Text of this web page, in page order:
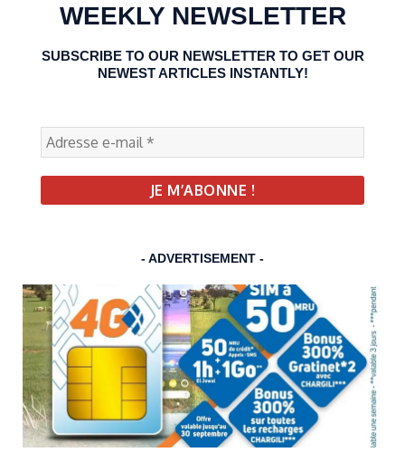
WEEKLY NEWSLETTER
SUBSCRIBE TO OUR NEWSLETTER TO GET OUR
NEWEST ARTICLES INSTANTLY!
- ADVERTISEMENT -